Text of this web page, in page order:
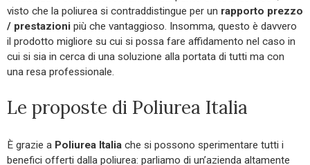
visto che la poliurea si contraddistingue per un rapporto prezzo
/ prestazioni più che vantaggioso. Insomma, questo è davvero
il prodotto migliore su cui si possa fare affidamento nel caso in
cui si sia in cerca di una soluzione alla portata di tutti ma con
una resa professionale.
Le proposte di Poliurea Italia
È grazie a Poliurea Italia che si possono sperimentare tutti i
benefici offerti dalla poliurea: parliamo di un’azienda altamente